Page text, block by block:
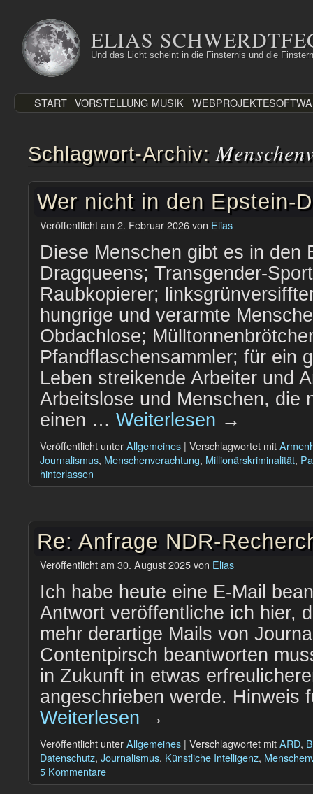
Inhalt
springen
ELIAS
Und das Licht scheint in die Finsternis und die
START VORSTELLUNG MUSIK WEBPROJEKTE
Schlagwort-Archiv:
Wer nicht in den Epstein-
Veröffentlicht am 2. Februar 2026von Elias
Diese Menschen gibt es in den
Dragqueens; Transgender-
Raubkopierer;
hungrige und verarmte
Obdachlose;
Pfandflaschensammler; für ein
Leben streikende Arbeiter und
Arbeitslose und Menschen, die
einen … Weiterlesen →
Veröffentlicht unterAllgemeines | Verschlagwortet mit
Journalismus, Menschenverachtung, Millionärskriminalität,
hinterlassen
Re: Anfrage NDR-
Veröffentlicht am 30. August 2025von Elias
Ich habe heute eine E-Mail
Antwort veröffentliche ich hier,
mehr derartige Mails von
Contentpirsch beantworten
in Zukunft in etwas
angeschrieben werde. Hinweis
Weiterlesen →
Veröffentlicht unterAllgemeines | Verschlagwortet mitARD,
Datenschutz, Journalismus, Künstliche Intelligenz,
5 Kommentare